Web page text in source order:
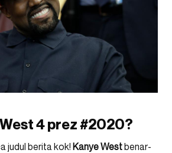
4 prez #2020?
judul berita kok! KanyeWestbenar-